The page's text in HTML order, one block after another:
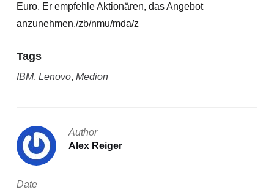
Euro. Er empfehle Aktionären, das Angebot
anzunehmen./zb/nmu/mda/z
Tags
IBM, Lenovo, Medion
Author
Alex Reiger
Date